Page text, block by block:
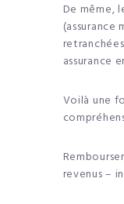
De même,
(assurance
assurance
Voilà une
revenus –